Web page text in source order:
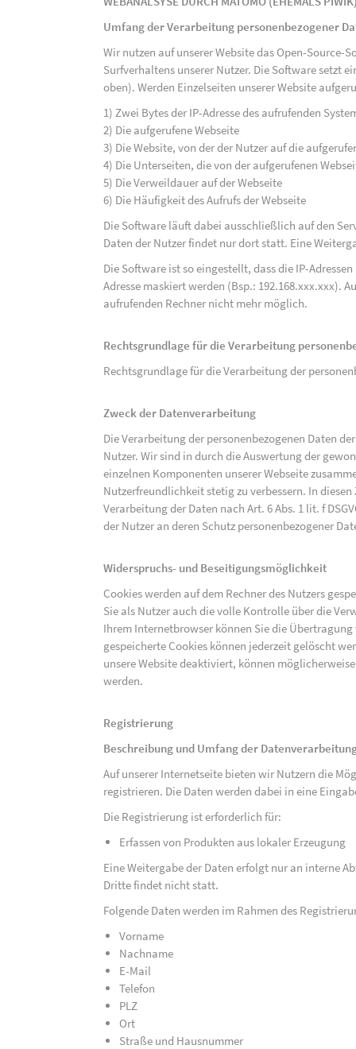
Umfang der Verarbeitung personenbezogener
Wir nutzen auf unserer Website das Open-Source-
Surfverhaltens unserer Nutzer. Die Software setzt
oben). Werden Einzelseiten unserer Website
1) Zwei Bytes der IP-Adresse des aufrufenden
2) Die aufgerufene Webseite
3) Die Website, von der der Nutzer auf die
4) Die Unterseiten, die von der aufgerufenen
5) Die Verweildauer auf der Webseite
6) Die Häufigkeit des Aufrufs der Webseite
Die Software läuft dabei ausschließlich auf den
Daten der Nutzer findet nur dort statt. Eine
Die Software ist so eingestellt, dass die IP-
Adresse maskiert werden (Bsp.: 192.168.xxx.xxx).
aufrufenden Rechner nicht mehr möglich.
Rechtsgrundlage für die Verarbeitung
Rechtsgrundlage für die Verarbeitung der
Zweck der Datenverarbeitung
Die Verarbeitung der personenbezogenen Daten
Nutzer. Wir sind in durch die Auswertung der
einzelnen Komponenten unserer Webseite
Nutzerfreundlichkeit stetig zu verbessern. In
Verarbeitung der Daten nach Art. 6 Abs. 1 lit. f
der Nutzer an deren Schutz personenbezogener
Widerspruchs- und Beseitigungsmöglichkeit
Cookies werden auf dem Rechner des Nutzers
Sie als Nutzer auch die volle Kontrolle über die
Ihrem Internetbrowser können Sie die
gespeicherte Cookies können jederzeit gelöscht
unsere Website deaktiviert, können
werden.
Registrierung
Beschreibung und Umfang der
Auf unserer Internetseite bieten wir Nutzern die
registrieren. Die Daten werden dabei in eine
Die Registrierung ist erforderlich für:
Erfassen von Produkten aus lokaler Erzeugung
Eine Weitergabe der Daten erfolgt nur an interne
Dritte findet nicht statt.
Folgende Daten werden im Rahmen des
Vorname
Nachname
E-Mail
Telefon
PLZ
Ort
Straße und Hausnummer